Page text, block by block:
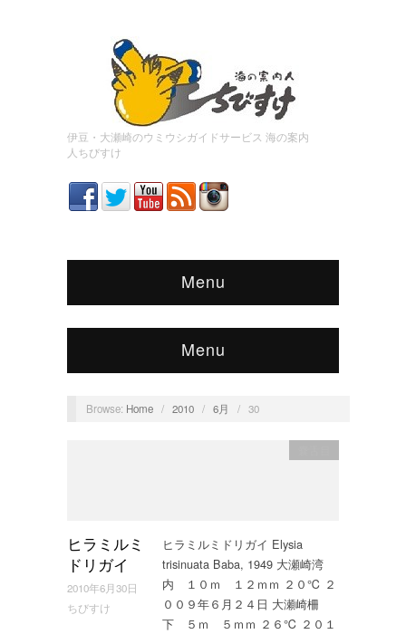
伊豆・大瀬崎のウミウシガイドサービス 海の案内
人ちびすけ
Menu
Menu
Browse: Home / 2010 / 6月 / 30
ヒラミルミ
ドリガイ
2010年6月30日
ちびすけ
ヒラミルミドリガイ Elysia
trisinuata Baba, 1949 大瀬崎湾
内 １０ｍ １２ｍｍ ２０℃ ２
００９年６月２４日 大瀬崎柵
下 ５ｍ ５ｍｍ ２６℃ ２０１